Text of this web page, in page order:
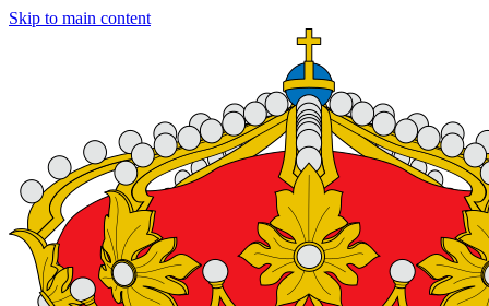
Skip to main content